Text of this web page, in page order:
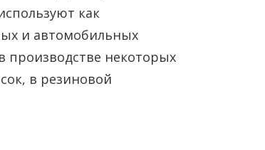
как
и автомобильных
производстве некоторых
в резиновой